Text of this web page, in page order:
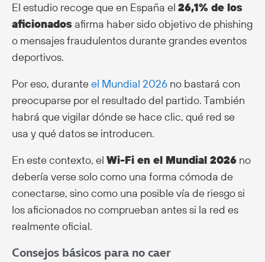
El estudio recoge que en España el 26,1% de los
aficionados afirma haber sido objetivo de phishing
o mensajes fraudulentos durante grandes eventos
deportivos.
Por eso, duranteel Mundial 2026 no bastará con
preocuparse por el resultado del partido. También
habrá que vigilar dónde se hace clic, qué red se
usa y qué datos se introducen.
En este contexto, el Wi-Fi en el Mundial 2026 no
debería verse solo como una forma cómoda de
conectarse, sino como una posible vía de riesgo si
los aficionados no comprueban antes si la red es
realmente oficial.
Consejos básicos para no caer